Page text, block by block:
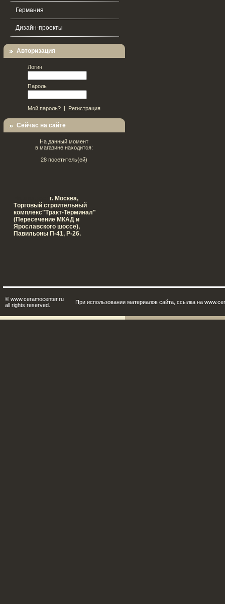
Германия
Дизайн-проекты
Авторизация
Логин
Пароль
Мой пароль? | Регистрация
Сейчас на сайте
На данный момент
в магазине находится:
28 посетитель(ей)
г. Москва,
Tорговый строительный
комплекс"Тракт-Терминал"
(Пересечение МКАД и
Ярославского шоссе),
Павильоны П-41, Р-26.
© www.ceramocenter.ru
all rights reserved.
При использовании материалов сайта, ссылка на